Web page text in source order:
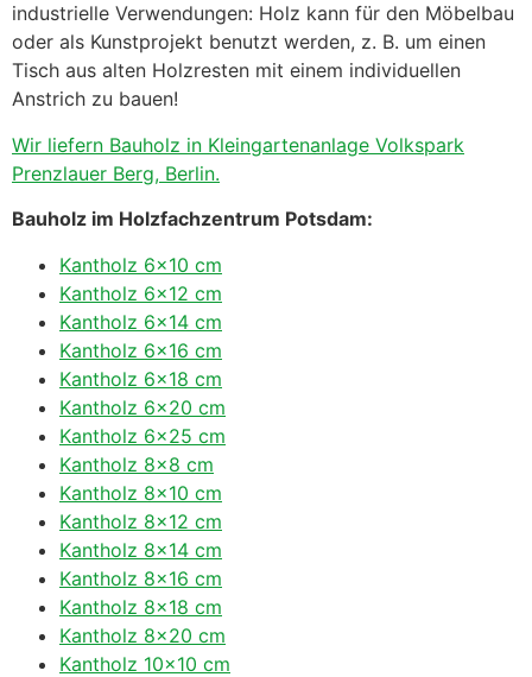
industrielle Verwendungen: Holz kann für den Möbelbau
oder als Kunstprojekt benutzt werden, z. B. um einen
Tisch aus alten Holzresten mit einem individuellen
Anstrich zu bauen!
Wir liefern Bauholz in Kleingartenanlage Volkspark
Prenzlauer Berg, Berlin.
Bauholz im Holzfachzentrum Potsdam:
Kantholz 6×10 cm
Kantholz 6×12 cm
Kantholz 6×14 cm
Kantholz 6×16 cm
Kantholz 6×18 cm
Kantholz 6×20 cm
Kantholz 6×25 cm
Kantholz 8×8 cm
Kantholz 8×10 cm
Kantholz 8×12 cm
Kantholz 8×14 cm
Kantholz 8×16 cm
Kantholz 8×18 cm
Kantholz 8×20 cm
Kantholz 10×10 cm